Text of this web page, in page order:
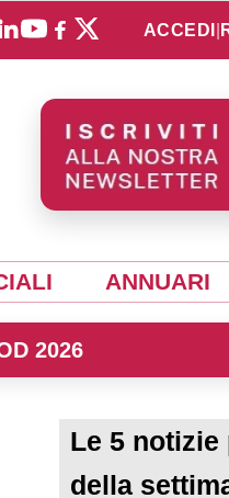
ACCEDI
ANNUARI
2026
Le 5 notizie
della